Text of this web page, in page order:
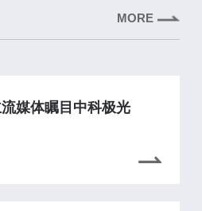
MORE
媒体瞩目中科极光